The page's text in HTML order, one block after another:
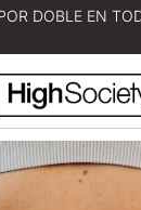
DOBLE EN